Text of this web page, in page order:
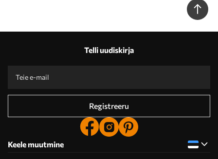
Telli uudiskirja
Registreeru
Keele muutmine